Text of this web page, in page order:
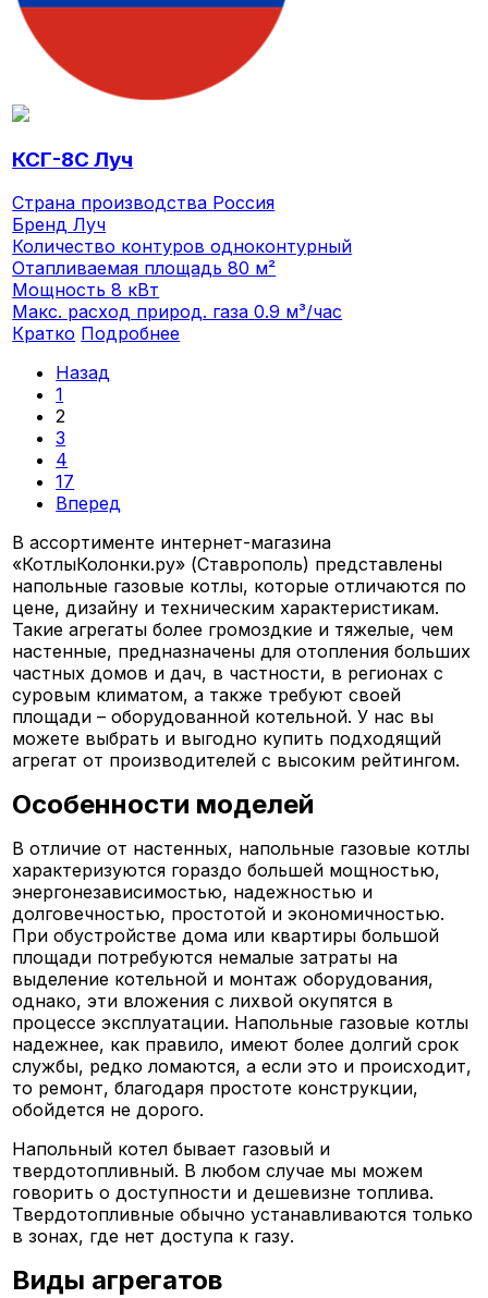
КСГ-8С Луч
Страна производства Россия
БрендЛуч
Количество контуроводноконтурный
Отапливаемая площадь80 м²
Мощность8 кВт
Макс. расход природ. газа0.9 м³/час
Кратко Подробнее
Назад
1
2
3
4
17
Вперед
В ассортименте интернет-магазина
«КотлыКолонки.ру» (Ставрополь) представлены
напольные газовые котлы, которые отличаются по
цене, дизайну и техническим характеристикам.
Такие агрегаты более громоздкие и тяжелые, чем
настенные, предназначены для отопления больших
частных домов и дач, в частности, в регионах с
суровым климатом, а также требуют своей
площади – оборудованной котельной. У нас вы
можете выбрать и выгодно купить подходящий
агрегат от производителей с высоким рейтингом.
Особенности моделей
В отличие от настенных, напольные газовые котлы
характеризуются гораздо большей мощностью,
энергонезависимостью, надежностью и
долговечностью, простотой и экономичностью.
При обустройстве дома или квартиры большой
площади потребуются немалые затраты на
выделение котельной и монтаж оборудования,
однако, эти вложения с лихвой окупятся в
процессе эксплуатации. Напольные газовые котлы
надежнее, как правило, имеют более долгий срок
службы, редко ломаются, а если это и происходит,
то ремонт, благодаря простоте конструкции,
обойдется не дорого.
Напольный котел бывает газовый и
твердотопливный. В любом случае мы можем
говорить о доступности и дешевизне топлива.
Твердотопливные обычно устанавливаются только
в зонах, где нет доступа к газу.
Виды агрегатов